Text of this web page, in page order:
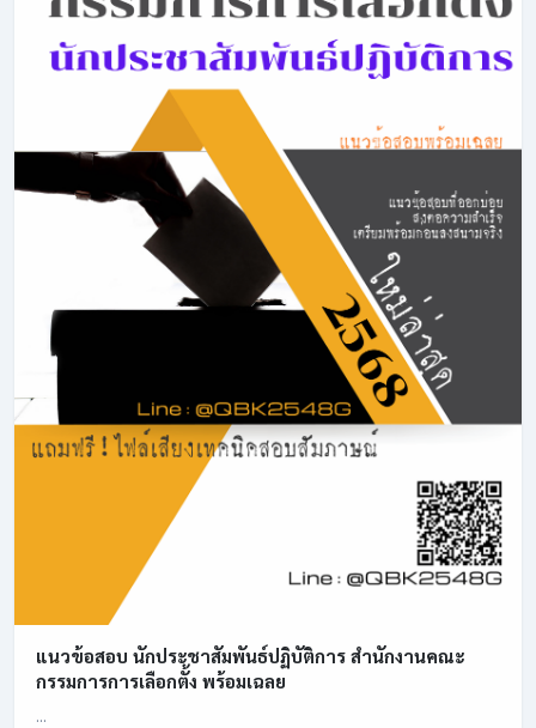
แนวข้อสอบ นักประชาสัมพันธ์ปฏิบัติการ สำนักงานคณะ
กรรมการการเลือกตั้ง พร้อมเฉลย
...